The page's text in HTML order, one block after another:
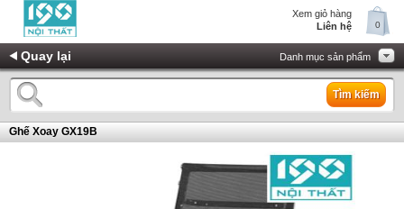
Xem giỏ hàng
Liên hệ
0
Quay lại Danh mục sản phẩm
Tìm kiếm
Ghế Xoay GX19B